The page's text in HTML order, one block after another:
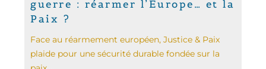
guerre : réarmer l’Europe… et la
Paix ?
Face au réarmement européen, Justice & Paix
plaide pour une sécurité durable fondée sur la